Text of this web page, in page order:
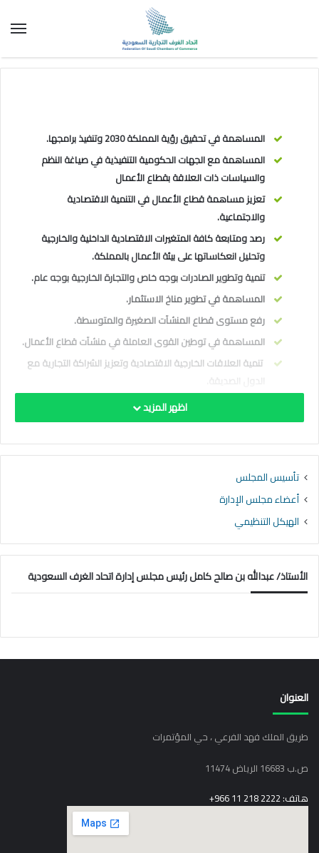
المساهمة في تحقيق رؤية المملكة 2030 وتنفيذ برامجها.
المساهمة مع الجهات الحكومية التنفيذية في صياغة النظم
والسياسات ذات العلاقة بقطاع الأعمال
تعزيز مساهمة قطاع الأعمال في التنمية الاقتصادية
والاجتماعية.
رصد ومتابعة كافة المتغيرات الاقتصادية الداخلية والخارجية
وتحليل انعكاساتها على بيئة الأعمال بالمملكة.
تنمية وتطوير الصادرات بوجه خاص والتجارة الخارجية بوجه عام.
المساهمة في تطوير مناخ الاستثمار.
رفع مستوى قطاع المنشآت الصغيرة والمتوسطة.
المساهمة في توطين القوى العاملة في منشآت قطاع الأعمال.
تنمية العلاقات الخارجية الاقتصادية وتعزيز الشراكة التجارية مع
تمتين العلاقة بين الاتحاد والغرف السعودية وبين بعضهما
البعض.
تمثيل قطاع الأعمال السعودي في المحافل الدولية.
وكافة قطاعات الأعمال بالمملكة.
المساهمة في تطوير الصناعات السعودية القائمة وتسهيل
إقامة الصناعات المساندة لها.
العمل على تحسين صورة أصحاب الأعمال لدى المجتمع والإعلام
بشكل مستمر.
<العودة للصفحة السابقة
اظهر المزيد
تأسيس المجلس
أعضاء مجلس الإدارة
الهيكل التنظيمي
الأستاذ/ عبدالله بن صالح كامل رئيس مجلس إدارة اتحاد الغرف السعودية
العنوان
طريق الملك فهد الفرعي ، حي المؤتمرات
ص.ب 16683 الرياض 11474
هاتف: 2222 218 11 966+